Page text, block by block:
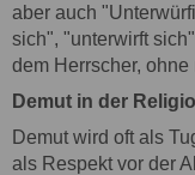
aber auch
sich", "unterwirft
dem Herrscher,
Demut in der
Demut wird oft als
als Respekt vor der